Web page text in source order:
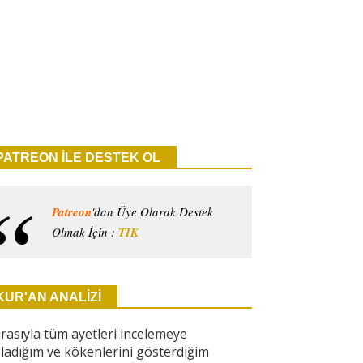
İLE DESTEK OL
Patreon'dan Üye Olarak Destek
Olmak İçin : TIK
ANALİZİ
tüm ayetleri incelemeye
ve kökenlerini gösterdiğim